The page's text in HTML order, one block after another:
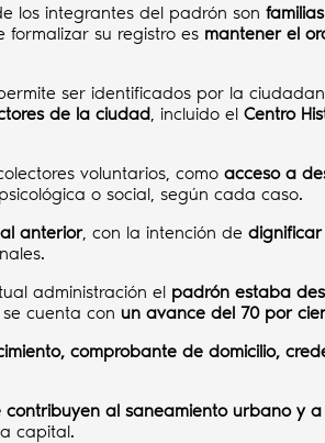
los integrantes del padrón son
su registro es mantener el
ser identificados por la
de la ciudad, incluido el Centro
voluntarios, como acceso a
o social, según cada caso.
anterior, con la intención de
administración el padrón estaba
cuenta con un avance del 70 por
comprobante de domicilio,
al saneamiento urbano y
capital.